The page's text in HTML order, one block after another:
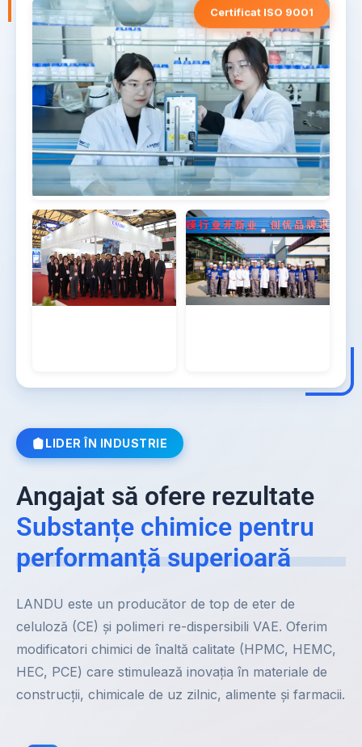
LANDERCOLL HEC
RHEOLOGIE VERSATILĂ
Asigură îngroșare eficientă, stabilitate și aplicare
netedă în vopsele pe bază de apă.
Aflați mai multe→
Certificat ISO 9001
LIDER ÎN INDUSTRIE
Angajat să ofere rezultate
Substanțe chimice pentru
performanță superioară
LANDU este un producător de top de eter de
celuloză (CE) și polimeri re-dispersibili VAE. Oferim
modificatori chimici de înaltă calitate (HPMC, HEMC,
HEC, PCE) care stimulează inovația în materiale de
construcții, chimicale de uz zilnic, alimente și farmacii.